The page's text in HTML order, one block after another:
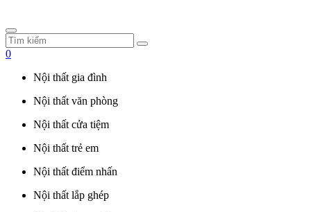
0
Nội thất gia đình
Nội thất văn phòng
Nội thất cửa tiệm
Nội thất trẻ em
Nội thất điểm nhấn
Nội thất lắp ghép